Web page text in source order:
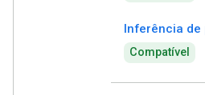
Inferência de
Compatível